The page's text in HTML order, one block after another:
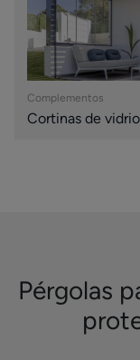
Complementos
Cortinas de vidrio
Pérgolas